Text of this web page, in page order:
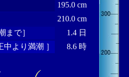
195.0 cm
210.0 cm
まで］
1.4 日
より満潮 ］
8.6 時